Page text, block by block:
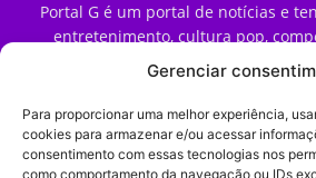
Gerenciar
Para proporcionar uma melhor experiência,
cookies para armazenar e/ou acessar
consentimento com essas tecnologias nos
como comportamento da navegação ou IDs
Portal G é um portal de notícias e
entretenimento, cultura pop,
streaming, games e iniciativas de
forma como o público vive e
Contato: